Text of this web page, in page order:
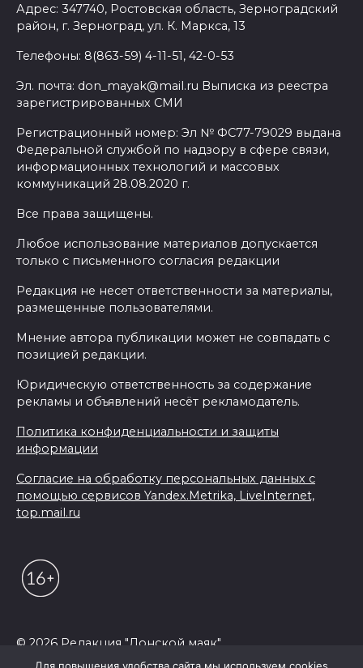
Адрес: 347740, Ростовская область, Зерноградский
район, г. Зерноград, ул. К. Маркса, 13
Телефоны: 8(863-59) 4-11-51, 42-0-53
Эл. почта: don_mayak@mail.ru Выписка из реестра
зарегистрированных СМИ
Регистрационный номер: Эл № ФС77-79029 выдана
Федеральной службой по надзору в сфере связи,
информационных технологий и массовых
коммуникаций 28.08.2020 г.
Все права защищены.
Любое использование материалов допускается
только с письменного согласия редакции
Редакция не несет ответственности за материалы,
размещенные пользователями.
Мнение автора публикации может не совпадать с
позицией редакции.
Юридическую ответственность за содержание
рекламы и объявлений несёт рекламодатель.
Политика конфиденциальности и защиты
информации
Согласие на обработку персональных данных с
помощью сервисов Yandex.Metrika, LiveInternet,
top.mail.ru
© 2026 Редакция "Донской маяк"